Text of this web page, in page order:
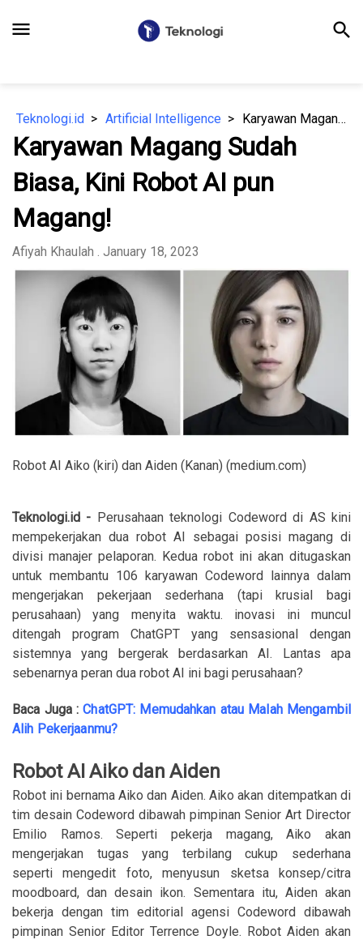
menu search
Teknologi.id Artificial Intelligence Karyawan Magang Sudah Biasa, Kini Robot AI pun Magang!
Karyawan Magang Sudah
Biasa, Kini Robot AI pun
Magang!
Afiyah Khaulah . January 18, 2023
Robot AI Aiko (kiri) dan Aiden (Kanan) (medium.com)
Teknologi.id - Perusahaan teknologi Codeword di AS kini
mempekerjakan dua robot AI sebagai posisi magang di
divisi manajer pelaporan. Kedua robot ini akan ditugaskan
untuk membantu 106 karyawan Codeword lainnya dalam
mengerjakan pekerjaan sederhana (tapi krusial bagi
perusahaan) yang menyita waktu. inovasi ini muncul
ditengah program ChatGPT yang sensasional dengan
sistemnya yang bergerak berdasarkan AI. Lantas apa
sebenarnya peran dua robot AI ini bagi perusahaan?
Baca Juga :ChatGPT: Memudahkan atau Malah Mengambil
Alih Pekerjaanmu?
Robot AI Aiko dan Aiden
Robot ini bernama Aiko dan Aiden. Aiko akan ditempatkan di
tim desain Codeword dibawah pimpinan Senior Art Director
Emilio Ramos. Seperti pekerja magang, Aiko akan
mengerjakan tugas yang terbilang cukup sederhana
seperti mengedit foto, menyusun sketsa konsep/citra
moodboard, dan desain ikon. Sementara itu, Aiden akan
bekerja dengan tim editorial agensi Codeword dibawah
pimpinan Senior Editor Terrence Doyle. Robot Aiden akan